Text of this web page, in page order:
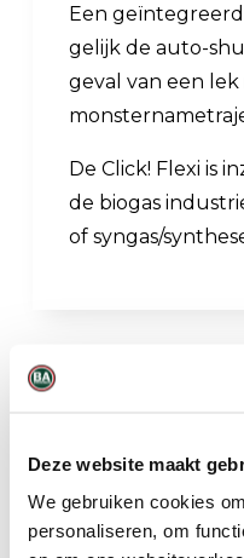
Deze website maakt
We gebruiken cookies
personaliseren, om
Een
gelijk de auto-
geval van een lek
De Click! Flexi is
de biogas
of syngas/
Gerelateerde